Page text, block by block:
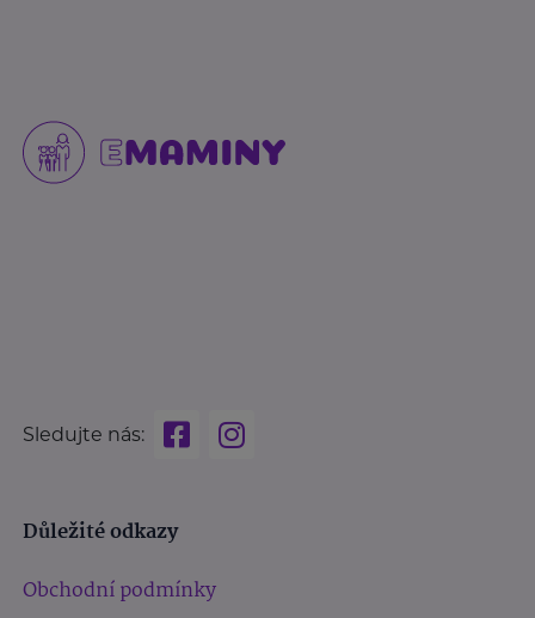
Sledujte nás:
Důležité odkazy
Obchodní podmínky